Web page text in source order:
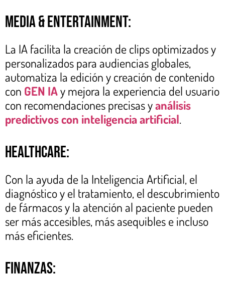
Media & entertainment:
La IA facilita la creación de clips optimizados y
personalizados para audiencias globales,
automatiza la edición y creación de contenido
con GEN IAy mejora la experiencia del usuario
con recomendaciones precisas yanálisis
predictivos con inteligencia artificial.
Healthcare:
Con la ayuda de la Inteligencia Artificial, el
diagnóstico y el tratamiento, el descubrimiento
de fármacos y la atención al paciente pueden
ser más accesibles, más asequibles e incluso
más eficientes.
Finanzas: